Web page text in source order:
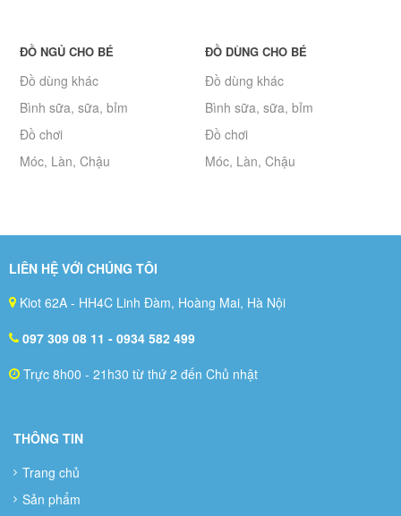
ĐỒ NGỦ CHO BÉ
Đồ dùng khác
Bình sữa, sữa, bỉm
Đồ chơi
Móc, Làn, Chậu
ĐỒ DÙNG CHO BÉ
Đồ dùng khác
Bình sữa, sữa, bỉm
Đồ chơi
Móc, Làn, Chậu
LIÊN HỆ VỚI CHÚNG TÔI
Kiot 62A - HH4C Linh Đàm, Hoàng Mai, Hà Nội
097 309 08 11 - 0934 582 499
Trực 8h00 - 21h30 từ thứ 2 đến Chủ nhật
THÔNG TIN
Trang chủ
Sản phẩm